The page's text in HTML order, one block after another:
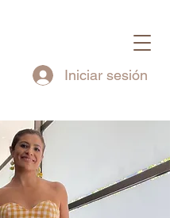
Iniciar sesión